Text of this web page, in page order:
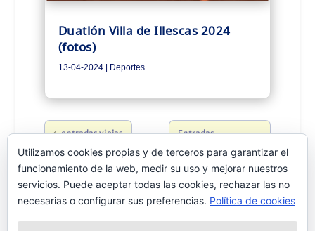
Duatlón Villa de Illescas 2024
(fotos)
13-04-2024| Deportes
entradas viejas
Entradas
Utilizamos cookies propias y de terceros para garantizar el
funcionamiento de la web, medir su uso y mejorar nuestros
servicios. Puede aceptar todas las cookies, rechazar las no
necesarias o configurar sus preferencias. Política de cookies